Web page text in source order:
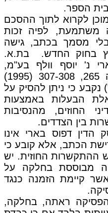
בית הספר.
לקרוא לתוך ההסכם
משתמעת, לפיה זכות
מסמך בכתב, גישה
בחוק החדש. בת.א.
דפוס בארי נ' יוסף וולף בע"מ,
[פורסם בנבו] פ"מ תשנ"ה 265, 307-308 (1995)
כי ניתן להסיק על
הבעלות באמצעות
החוזים, מהנסיבות
בין הצדדים.
דפוס בארי אינו
הכתב, אלא קובע כי
ההתקשרות החוזית. יש
מבוססת בחלקה על
קיימת הזמנה כנגד
הפסיקה ראתה, בחלקה,